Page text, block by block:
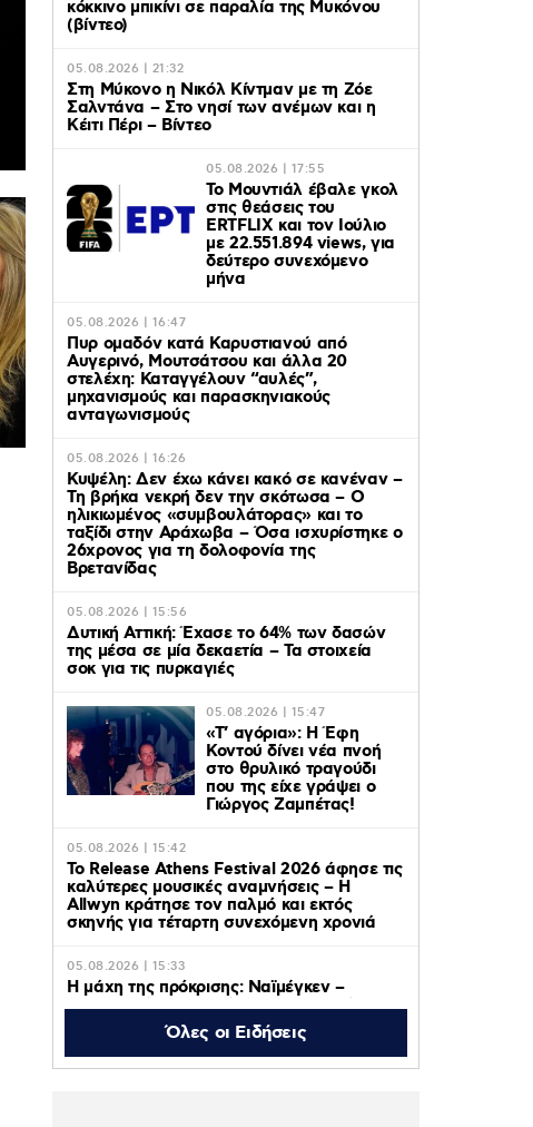
κόκκινο μπικίνι σε παραλία της Μυκόνου
(βίντεο)
05.08.2026 | 21:32
Στη Μύκονο η Νικόλ Κίντμαν με τη Ζόε
Σαλντάνα – Στο νησί των ανέμων και η
Κέιτι Πέρι – Βίντεο
05.08.2026 | 17:55
Το Μουντιάλ έβαλε γκολ
στις θεάσεις του
ERTFLIX και τον Ιούλιο
με 22.551.894 views, για
δεύτερο συνεχόμενο
μήνα
05.08.2026 | 16:47
Πυρ ομαδόν κατά Καρυστιανού από
Αυγερινό, Μουτσάτσου και άλλα 20
στελέχη: Καταγγέλουν “αυλές”,
μηχανισμούς και παρασκηνιακούς
ανταγωνισμούς
05.08.2026 | 16:26
Κυψέλη: Δεν έχω κάνει κακό σε κανέναν –
Τη βρήκα νεκρή δεν την σκότωσα – Ο
ηλικιωμένος «συμβουλάτορας» και το
ταξίδι στην Αράχωβα – Όσα ισχυρίστηκε ο
26χρονος για τη δολοφονία της
Βρετανίδας
05.08.2026 | 15:56
Δυτική Αττική: Έχασε το 64% των δασών
της μέσα σε μία δεκαετία – Τα στοιχεία
σοκ για τις πυρκαγιές
05.08.2026 | 15:47
«Τ’ αγόρια»: Η Έφη
Κοντού δίνει νέα πνοή
στο θρυλικό τραγούδι
που της είχε γράψει ο
Γιώργος Ζαμπέτας!
05.08.2026 | 15:42
Το Release Athens Festival 2026 άφησε τις
καλύτερες μουσικές αναμνήσεις – Η
Allwyn κράτησε τον παλμό και εκτός
σκηνής για τέταρτη συνεχόμενη χρονιά
05.08.2026 | 15:33
Η μάχη της πρόκρισης: Ναϊμέγκεν –
Ολυμπιακός ζωντανά στο MEGA, Τρίτη 11
Αυγούστου στις 20:30
05.08.2026 | 15:27
Όλες οι Ειδήσεις